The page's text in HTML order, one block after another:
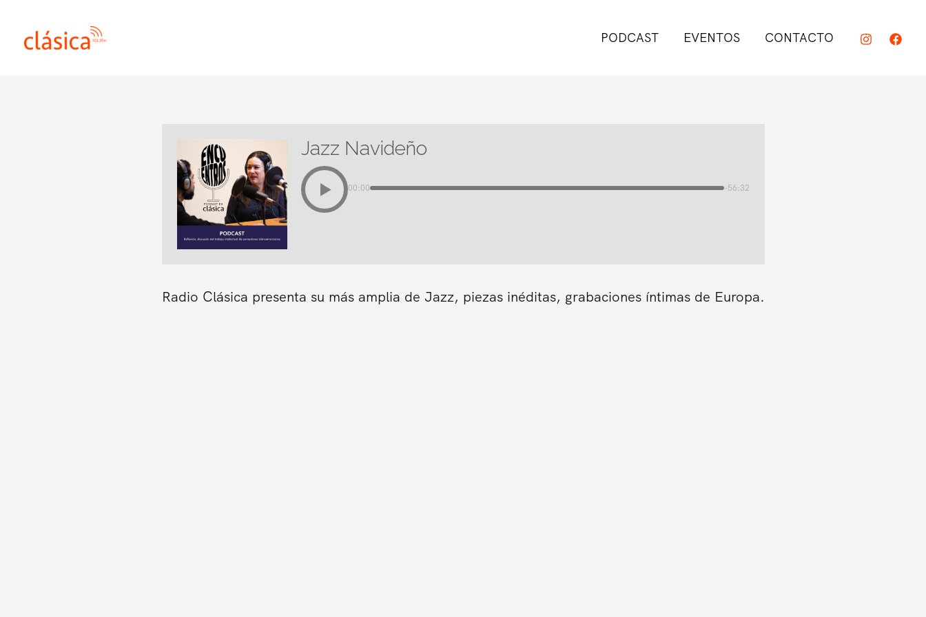
contenido
PODCAST EVENTOS CONTACTO
Jazz Navideño
00:00 -56:32
Radio Clásica presenta su más amplia de Jazz, piezas inéditas, grabaciones íntimas de Europa.